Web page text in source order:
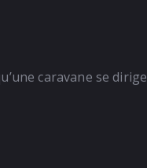
caravane se dirige